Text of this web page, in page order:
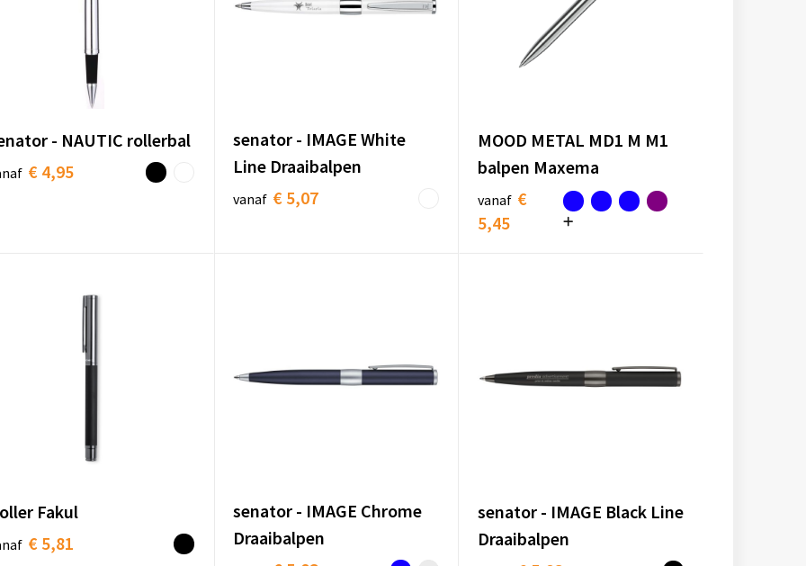
- NAUTIC rollerbal
€ 4,95
senator - IMAGE White
Line Draaibalpen
vanaf € 5,07
MOOD METAL MD1 M M1
balpen Maxema
vanaf €
5,45
Fakul
€ 5,81
senator - IMAGE Chrome
Draaibalpen
senator - IMAGE Black Line
Draaibalpen